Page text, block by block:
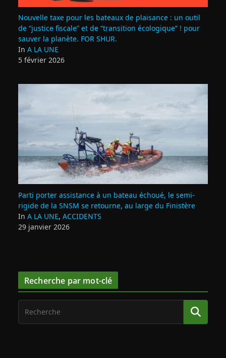
Nouvelle taxe pour les bateaux de plaisance : un outil
de “justice fiscale” et de “transition écologique” ! pour
sauver la planète. FOR SHUR.
In A LA UNE
5 février 2026
Parti porter assistance à un bateau échoué, le semi-
rigide de la SNSM se retourne, au large du Finistère
In A LA UNE, ACCIDENTS
29 janvier 2026
Recherche par mot-clé